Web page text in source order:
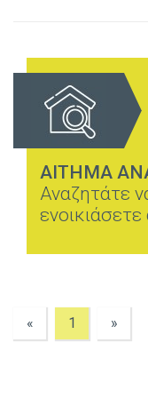
ΑΙΤΗΜΑ
Αναζητάτε
ενοικιάσετε
« 1 »